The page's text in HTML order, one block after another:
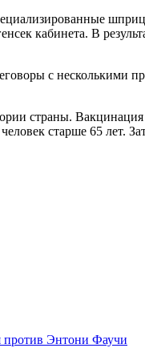
кабинета. В
с несколькими
страны.
старше 65 лет.
против Энтони Фаучи